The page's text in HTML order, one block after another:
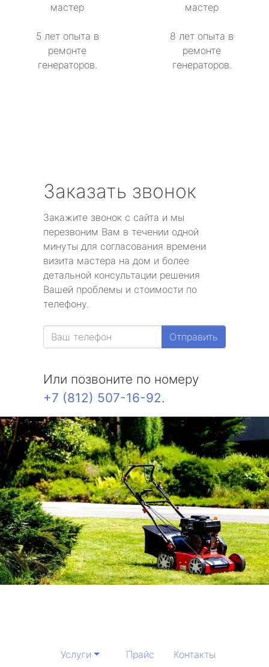
мастер
5 лет опыта в
ремонте
генераторов.
мастер
8 лет опыта в
ремонте
генераторов.
Заказать звонок
Закажите звонок с сайта и мы
перезвоним Вам в течении одной
минуты для согласования времени
визита мастера на дом и более
детальной консультации решения
Вашей проблемы и стоимости по
телефону.
Отправить
Или позвоните по номеру
+7 (812) 507-16-92.
Услуги Прайс Контакты